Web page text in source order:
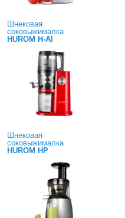
Шнековая
соковыжималка
HUROM H-AI
Шнековая
соковыжималка
HUROM HP